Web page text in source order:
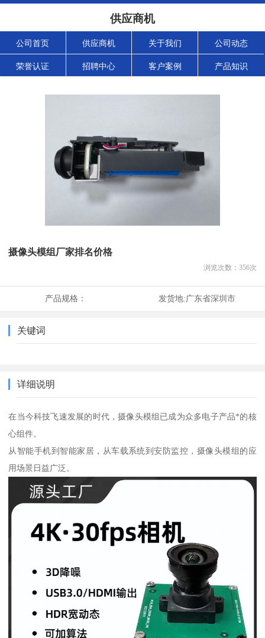
供应商机
公司首页 供应商机 关于我们 公司动态
荣誉认证 招聘中心 客户案例 产品知识
摄像头模组厂家排名价格
浏览次数： 356次
产品规格： 发货地:广东省深圳市
关键词
详细说明
在当今科技飞速发展的时代，摄像头模组已成为众多电子产品*的核
心组件。
从智能手机到智能家居，从车载系统到安防监控，摄像头模组的应
用场景日益广泛。